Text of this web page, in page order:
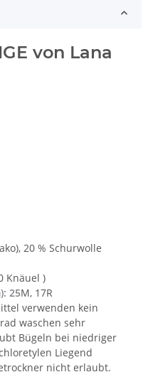
von Lana
20 % Schurwolle
Knäuel )
25M, 17R
verwenden kein
waschen sehr
Bügeln bei niedriger
Liegend
nicht erlaubt.